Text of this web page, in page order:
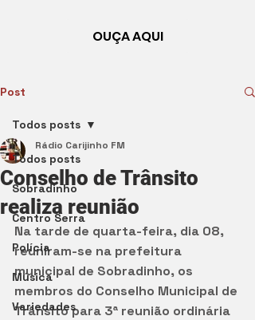
OUÇA AQUI
Post
Todos posts
Sobradinho
Centro Serra
Polícia
Música
Variedades
Todos posts
Conselho de Trânsito
realiza reunião
Rádio Carijinho FM
Na tarde de quarta-feira, dia 08,
reuniram-se na prefeitura
municipal de Sobradinho, os
membros do Conselho Municipal de
Trânsito para 3ª reunião ordinária